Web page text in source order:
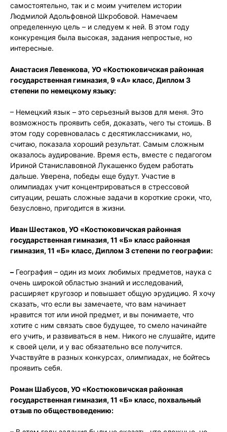
самостоятельно, так и с моим учителем истории
Людмилой Адольфовной Шкробовой. Намечаем
определенную цель – и следуем к ней. В этом году
конкуренция была высокая, задания непростые, но
интересные.
Анастасия Левенкова, УО «Костюковичская районная
государственная гимназия, 9 «А» класс, Диплом 3
степени по немецкому языку:
– Немецкий язык – это серьезный вызов для меня. Это
возможность проявить себя, доказать, чего ты стоишь. В
этом году соревновалась с десятиклассниками, но,
считаю, показала хороший результат. Самым сложным
оказалось аудирование. Время есть, вместе с педагогом
Ириной Станиславовной Лукашенко будем работать
дальше. Уверена, победы еще будут. Участие в
олимпиадах учит концентрироваться в стрессовой
ситуации, решать сложные задачи в короткие сроки, что,
безусловно, пригодится в жизни.
Иван Шестаков, УО «Костюковичская районная
государственная гимназия, 11 «Б» класс районная
гимназия, 11 «Б» класс, Диплом 3 степени по географии:
– География – один из моих любимых предметов, наука с
очень широкой областью знаний и исследований,
расширяет кругозор и повышает общую эрудицию. Я хочу
сказать, что если вы замечаете, что вам начинает
нравится тот или иной предмет, и вы понимаете, что
хотите с ним связать свое будущее, то смело начинайте
его учить, и развиваться в нем. Никого не слушайте, идите
к своей цели, и у вас обязательно все получится.
Участвуйте в разных конкурсах, олимпиадах, не бойтесь
проявить себя.
Роман Шабусов, УО «Костюковичская районная
государственная гимназия, 11 «Б» класс, похвальный
отзыв по обществоведению: